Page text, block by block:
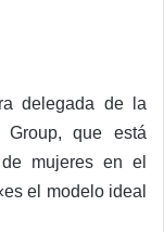
delegada de la
Group, que está
mujeres en el
el modelo ideal